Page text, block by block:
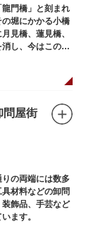
龍門橋」と刻まれ
堀にかかる小橋
見橋、蓮見橋、
し、今はこの石
問屋街
の両端には数多
材料などの卸問
飾品、手芸など
ます。